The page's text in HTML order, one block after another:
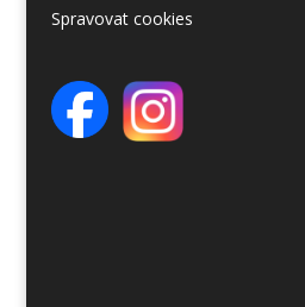
Spravovat cookies